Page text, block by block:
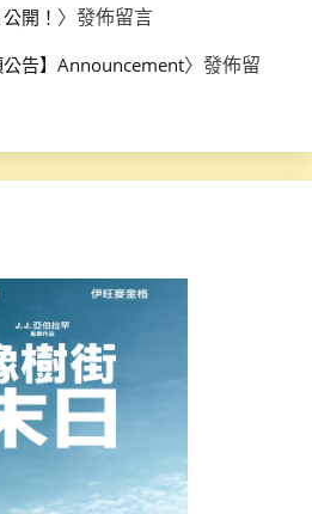
開！ 〉發佈留言
公告】Announcement〉發佈留